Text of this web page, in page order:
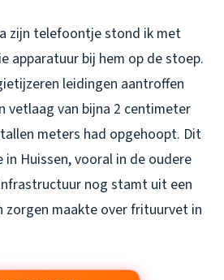
zijn telefoontje stond ik met
apparatuur bij hem op de stoep.
leidingen aantroffen
vetlaag van bijna 2 centimeter
meters had opgehoopt. Dit
Huissen, vooral in de oudere
nog stamt uit een
zorgen maakte over frituurvet in